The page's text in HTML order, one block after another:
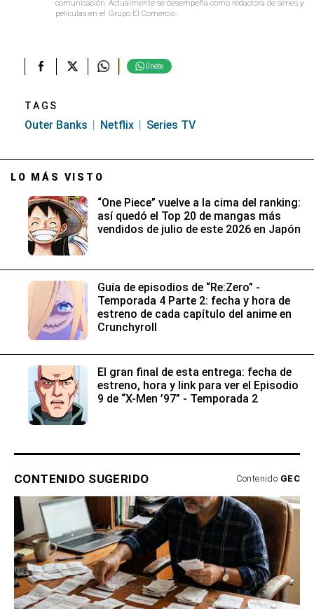
comunicación. Actualmente se desempeña como redactora de series y
películas en el Grupo El Comercio.
Únete
TAGS
Outer Banks Netflix Series TV
LO MÁS VISTO
“One Piece” vuelve a la cima del ranking:
así quedó el Top 20 de mangas más
vendidos de julio de este 2026 en Japón
Guía de episodios de “Re:Zero” -
Temporada 4 Parte 2: fecha y hora de
estreno de cada capítulo del anime en
Crunchyroll
El gran final de esta entrega: fecha de
estreno, hora y link para ver el Episodio
9 de “X-Men ’97” - Temporada 2
CONTENIDO SUGERIDO Contenido GEC